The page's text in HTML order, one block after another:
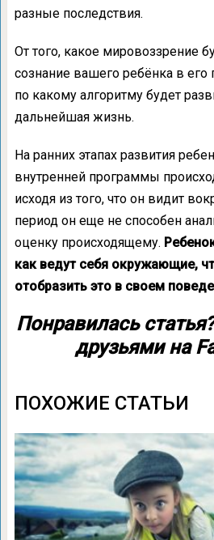
разные последствия.
От того, какое мировоззрение
сознание вашего ребёнка в
по какому алгоритму будет
дальнейшая жизнь.
На ранних этапах развития
внутренней программы
исходя из того, что он видит
период он еще не способен
оценку происходящему.
как ведут себя окружающие,
отобразить это в своем
Понравилась
друзьями на
ПОХОЖИЕ СТАТЬИ